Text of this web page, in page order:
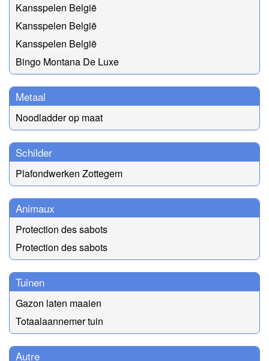
Kansspelen België
Kansspelen België
Kansspelen België
Bingo Montana De Luxe
Metaal
Noodladder op maat
Schilder
Plafondwerken Zottegem
Animaux
Protection des sabots
Protection des sabots
Tuinen
Gazon laten maaien
Totaalaannemer tuin
Autre